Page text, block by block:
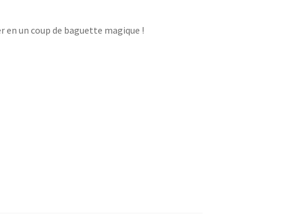
en un coup de baguette magique !